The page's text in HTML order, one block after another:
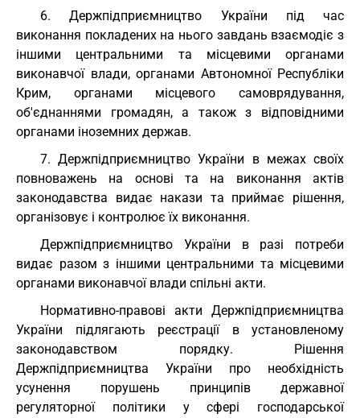
6. Держпідприємництво України під час
виконання покладених на нього завдань взаємодіє з
іншими центральними та місцевими органами
виконавчої влади, органами Автономної Республіки
Крим, органами місцевого самоврядування,
об'єднаннями громадян, а також з відповідними
органами іноземних держав.
7. Держпідприємництво України в межах своїх
повноважень на основі та на виконання актів
законодавства видає накази та приймає рішення,
організовує і контролює їх виконання.
Держпідприємництво України в разі потреби
видає разом з іншими центральними та місцевими
органами виконавчої влади спільні акти.
Нормативно-правові акти Держпідприємництва
України підлягають реєстрації в установленому
законодавством порядку. Рішення
Держпідприємництва України про необхідність
усунення порушень принципів державної
регуляторної політики у сфері господарської